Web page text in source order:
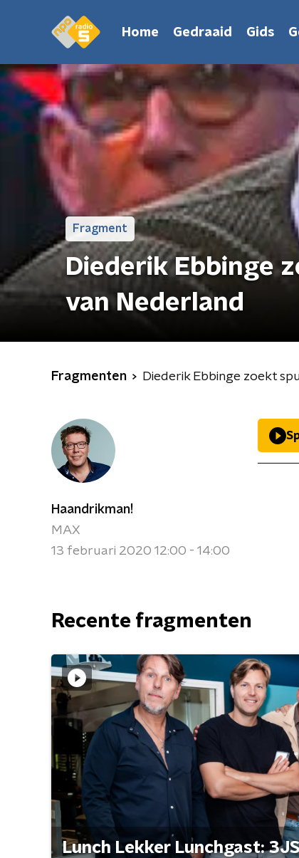
Home Gedraaid Gids
Fragment
Diederik Ebbinge
van Nederland
Fragmenten Diederik Ebbinge zoekt
Haandrikman!
MAX
13 februari 2020 12:00 - 14:00
Recente fragmenten
Lunch Lekker Lunchgast: